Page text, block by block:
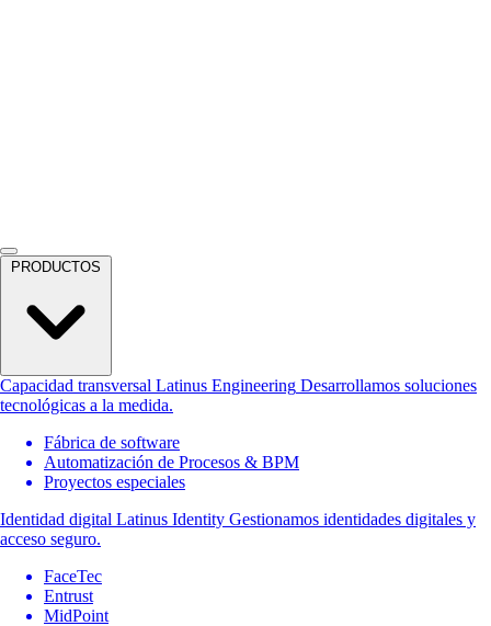
PRODUCTOS
Capacidad transversal Latinus Engineering Desarrollamos soluciones
tecnológicas a la medida.
Fábrica de software
Automatización de Procesos & BPM
Proyectos especiales
Identidad digital Latinus Identity Gestionamos identidades digitales y
acceso seguro.
FaceTec
Entrust
MidPoint